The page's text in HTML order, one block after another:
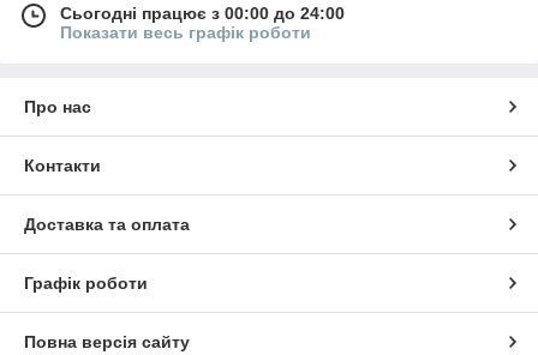
Сьогодні працює з 00:00 до 24:00
Показати весь графік роботи
Про нас
Контакти
Доставка та оплата
Графік роботи
Повна версія сайту